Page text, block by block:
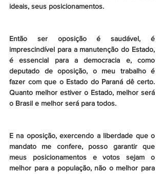
ideais, seus posicionamentos.
Então ser oposição é saudável, é
imprescindível para a manutenção do Estado,
é essencial para a democracia e, como
deputado de oposição, o meu trabalho é
fazer com que o Estado do Paraná dê certo.
Quanto melhor estiver o Estado, melhor será
o Brasil e melhor será para todos.
E na oposição, exercendo a liberdade que o
mandato me confere, posso garantir que
meus posicionamentos e votos sejam o
melhor para a população, não o melhor para